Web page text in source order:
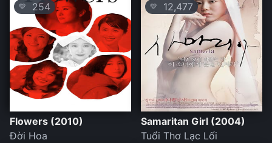
💛 254
Flowers (2010)
Đời Hoa
💛 12,477
Samaritan Girl (2004)
Tuổi Thơ Lạc Lối